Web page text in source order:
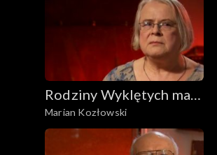
Rodziny Wyklętych mają
głos
Marian Kozłowski